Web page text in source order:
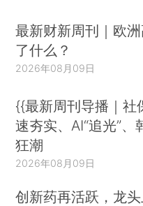
最新财新周刊｜欧
了什么？
2026年08月09日
{{最新周刊导播｜社
速夯实、AI“追光”、
狂潮
2026年08月09日
创新药再活跃，龙